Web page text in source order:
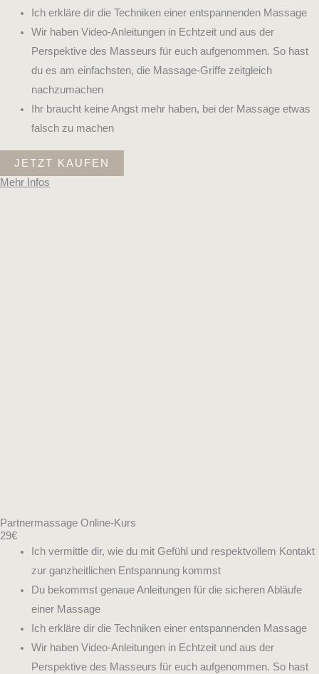
Ich erkläre dir die Techniken einer entspannenden Massage
Wir haben Video-Anleitungen in Echtzeit und aus der
Perspektive des Masseurs für euch aufgenommen. So hast
du es am einfachsten, die Massage-Griffe zeitgleich
nachzumachen
Ihr braucht keine Angst mehr haben, bei der Massage etwas
falsch zu machen
JETZT KAUFEN
Mehr Infos
Partnermassage Online-Kurs
29€
Ich vermittle dir, wie du mit Gefühl und respektvollem Kontakt
zur ganzheitlichen Entspannung kommst
Du bekommst genaue Anleitungen für die sicheren Abläufe
einer Massage
Ich erkläre dir die Techniken einer entspannenden Massage
Wir haben Video-Anleitungen in Echtzeit und aus der
Perspektive des Masseurs für euch aufgenommen. So hast